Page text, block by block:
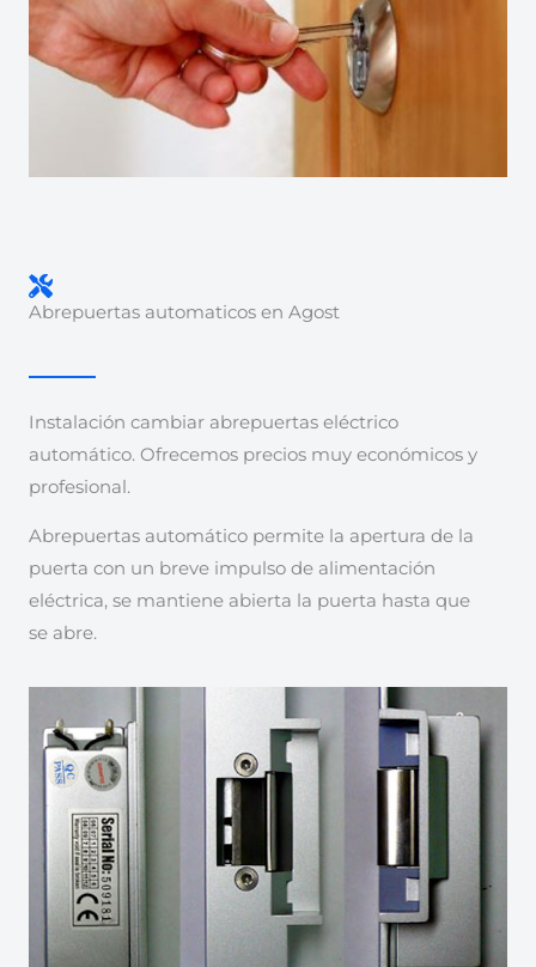
Abrepuertas automaticos en Agost
Instalación cambiar abrepuertas eléctrico
automático. Ofrecemos precios muy económicos y
profesional.
Abrepuertas automático permite la apertura de la
puerta con un breve impulso de alimentación
eléctrica, se mantiene abierta la puerta hasta que
se abre.